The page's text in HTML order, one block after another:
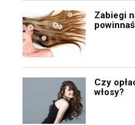
Zabiegi
Czy
włosy?